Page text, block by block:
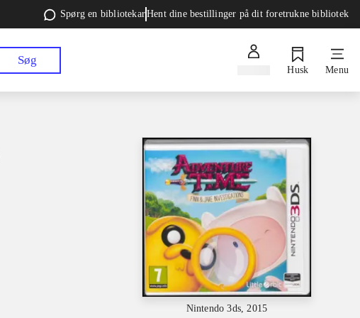
Spørg en bibliotekarHent dine bestillinger på dit foretrukne bibliotek
Søg
Husk Menu
Nintendo 3ds, 2015